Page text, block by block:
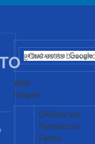
Web
Imagen
Ordenar por
Relevancia
Fecha